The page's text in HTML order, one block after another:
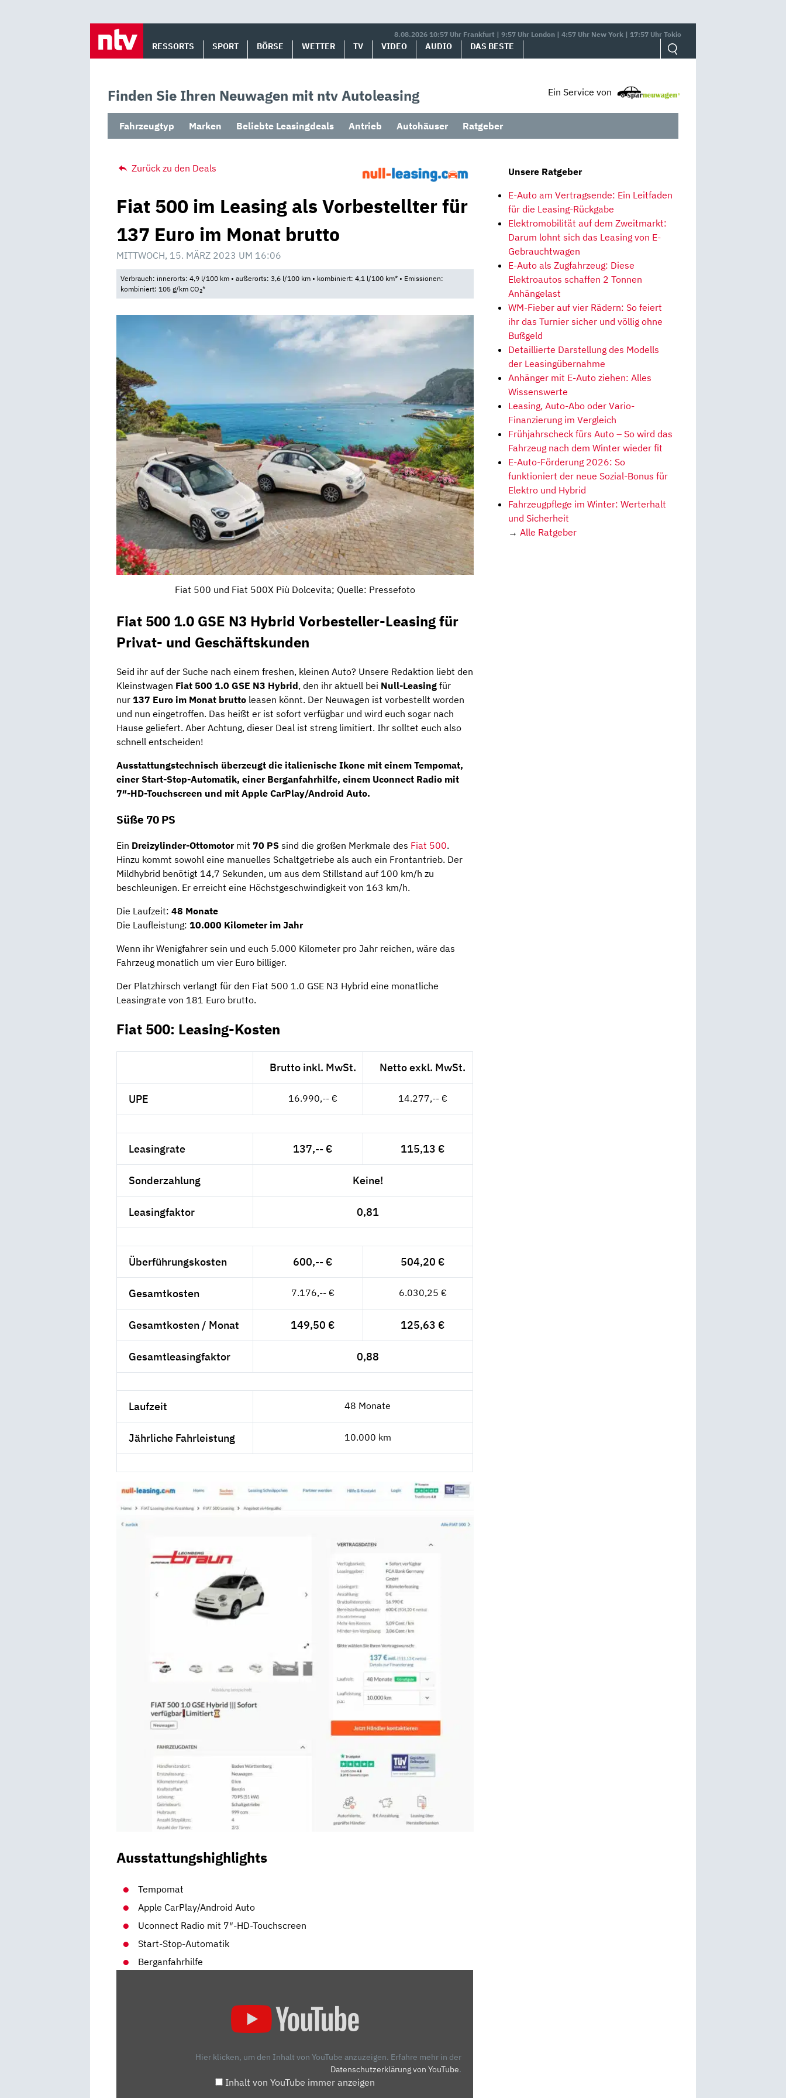
8.08.2026 10:57 Uhr Frankfurt | 9:57 Uhr London | 4:57 Uhr New York | 17:57 Uhr Tokio
RESSORTS SPORT BÖRSE WETTER TV VIDEO AUDIO DAS BESTE
Finden Sie Ihren Neuwagen mit ntv Autoleasing Ein Service von
Fahrzeugtyp Marken Beliebte Leasingdeals Antrieb Autohäuser Ratgeber
Zurück zu den Deals
Fiat 500 im Leasing als Vorbestellter für
137 Euro im Monat brutto
MITTWOCH, 15. MÄRZ 2023 UM 16:06
Verbrauch: innerorts: 4,9 l/100 km • außerorts: 3,6 l/100 km • kombiniert: 4,1 l/100 km* • Emissionen:
kombiniert: 105 g/km CO2*
Fiat 500 und Fiat 500X Più Dolcevita; Quelle: Pressefoto
Fiat 500 1.0 GSE N3 Hybrid Vorbesteller-Leasing für
Privat- und Geschäftskunden
Seid ihr auf der Suche nach einem freshen, kleinen Auto? Unsere Redaktion liebt den
Kleinstwagen Fiat 500 1.0 GSE N3 Hybrid, den ihr aktuell bei Null-Leasing für
nur 137 Euro im Monat brutto leasen könnt. Der Neuwagen ist vorbestellt worden
und nun eingetroffen. Das heißt er ist sofort verfügbar und wird euch sogar nach
Hause geliefert. Aber Achtung, dieser Deal ist streng limitiert. Ihr solltet euch also
schnell entscheiden!
Ausstattungstechnisch überzeugt die italienische Ikone mit einem Tempomat,
einer Start-Stop-Automatik, einer Berganfahrhilfe, einem Uconnect Radio mit
7″-HD-Touchscreen und mit Apple CarPlay/Android Auto.
Süße 70 PS
Ein Dreizylinder-Ottomotor mit 70 PS sind die großen Merkmale des Fiat 500.
Hinzu kommt sowohl eine manuelles Schaltgetriebe als auch ein Frontantrieb. Der
Mildhybrid benötigt 14,7 Sekunden, um aus dem Stillstand auf 100 km/h zu
beschleunigen. Er erreicht eine Höchstgeschwindigkeit von 163 km/h.
Die Laufzeit: 48 Monate
Die Laufleistung: 10.000 Kilometer im Jahr
Wenn ihr Wenigfahrer sein und euch 5.000 Kilometer pro Jahr reichen, wäre das
Fahrzeug monatlich um vier Euro billiger.
Der Platzhirsch verlangt für den Fiat 500 1.0 GSE N3 Hybrid eine monatliche
Leasingrate von 181 Euro brutto.
Fiat 500: Leasing-Kosten
Brutto inkl. MwSt. Netto exkl. MwSt.
UPE 16.990,-- € 14.277,-- €
Leasingrate 137,-- € 115,13 €
Sonderzahlung Keine!
Leasingfaktor 0,81
Überführungskosten 600,-- € 504,20 €
Gesamtkosten 7.176,-- € 6.030,25 €
Gesamtkosten / Monat 149,50 € 125,63 €
Gesamtleasingfaktor 0,88
Laufzeit 48 Monate
Jährliche Fahrleistung 10.000 km
Ausstattungshighlights
Tempomat
Apple CarPlay/Android Auto
Uconnect Radio mit 7″-HD-Touchscreen
Start-Stop-Automatik
Berganfahrhilfe
Hier klicken, um den Inhalt von YouTube anzuzeigen. Erfahre mehr in der
Datenschutzerklärung von YouTube.
Inhalt von YouTube immer anzeigen
Unsere Ratgeber
E-Auto am Vertragsende: Ein Leitfaden
für die Leasing-Rückgabe
Elektromobilität auf dem Zweitmarkt:
Darum lohnt sich das Leasing von E-
Gebrauchtwagen
E-Auto als Zugfahrzeug: Diese
Elektroautos schaffen 2 Tonnen
Anhängelast
WM-Fieber auf vier Rädern: So feiert
ihr das Turnier sicher und völlig ohne
Bußgeld
Detaillierte Darstellung des Modells
der Leasingübernahme
Anhänger mit E-Auto ziehen: Alles
Wissenswerte
Leasing, Auto-Abo oder Vario-
Finanzierung im Vergleich
Frühjahrscheck fürs Auto – So wird das
Fahrzeug nach dem Winter wieder fit
E-Auto-Förderung 2026: So
funktioniert der neue Sozial-Bonus für
Elektro und Hybrid
Fahrzeugpflege im Winter: Werterhalt
und Sicherheit
→ Alle Ratgeber